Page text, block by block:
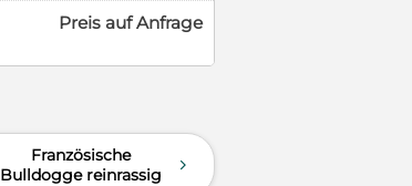
Preis auf Anfrage
Französische
Bulldogge reinrassig
d